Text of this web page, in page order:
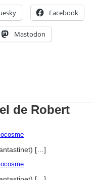
Facebook
Mastodon
de Robert
[…]